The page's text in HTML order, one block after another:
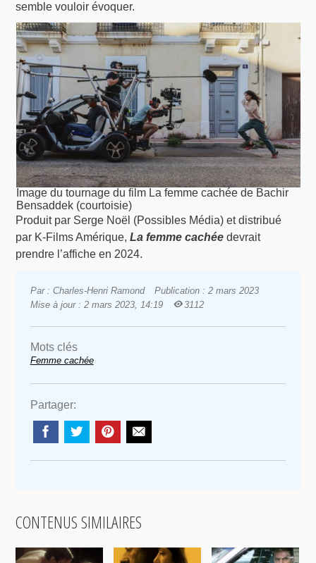
semble vouloir évoquer.
Image du tournage du film La femme cachée de Bachir
Bensaddek (courtoisie)
Produit par Serge Noël (Possibles Média) et distribué
par K-Films Amérique,La femme cachée devrait
prendre l’affiche en 2024.
Par : Charles-Henri Ramond
Publication : 2 mars 2023
Mise à jour : 2 mars 2023, 14:19
3112
Mots clés
Femme cachée
Partager:
CONTENUS SIMILAIRES